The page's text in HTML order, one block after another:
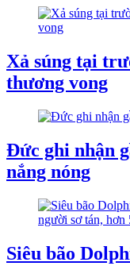
Xả súng tại
thương vong
Đức ghi nhận
nắng nóng
Siêu bão